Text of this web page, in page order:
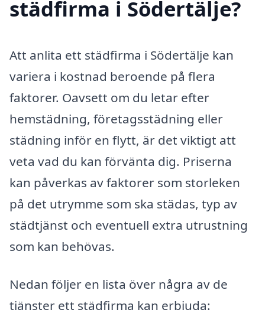
städfirma i Södertälje?
Att anlita ett städfirma i Södertälje kan
variera i kostnad beroende på flera
faktorer. Oavsett om du letar efter
hemstädning, företagsstädning eller
städning inför en flytt, är det viktigt att
veta vad du kan förvänta dig. Priserna
kan påverkas av faktorer som storleken
på det utrymme som ska städas, typ av
städtjänst och eventuell extra utrustning
som kan behövas.
Nedan följer en lista över några av de
tjänster ett städfirma kan erbjuda: